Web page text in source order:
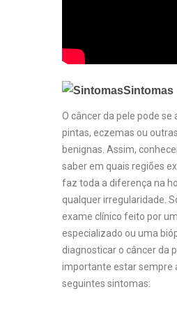
Sintomas
O câncer da pele pode se
pintas, eczemas ou
benignas. Assim,
saber em quais regiões
faz toda a diferença na
qualquer irregularidade.
exame clínico feito por
especializado ou uma
diagnosticar o câncer da
importante estar sempre
seguintes sintomas: